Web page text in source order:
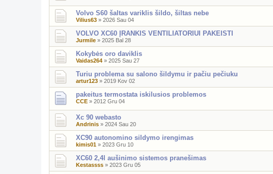
Volvo S60 šaltas variklis šildo, šiltas nebe
Vilius63 » 2026 Sau 04
VOLVO XC60 ĮRANKIS VENTILIATORIUI PAKEISTI
Jurmile » 2025 Bal 28
Kokybės oro daviklis
Vaidas264 » 2025 Sau 27
Turiu problema su salono šildymu ir pačiu pečiuku
artur123 » 2019 Kov 02
pakeitus termostata iskilusios problemos
CCE » 2012 Gru 04
Xc 90 webasto
Andrinis » 2024 Sau 20
XC90 autonomino sildymo irengimas
kimis01 » 2023 Gru 10
XC60 2,4l aušinimo sistemos pranešimas
Kestassss » 2023 Gru 05